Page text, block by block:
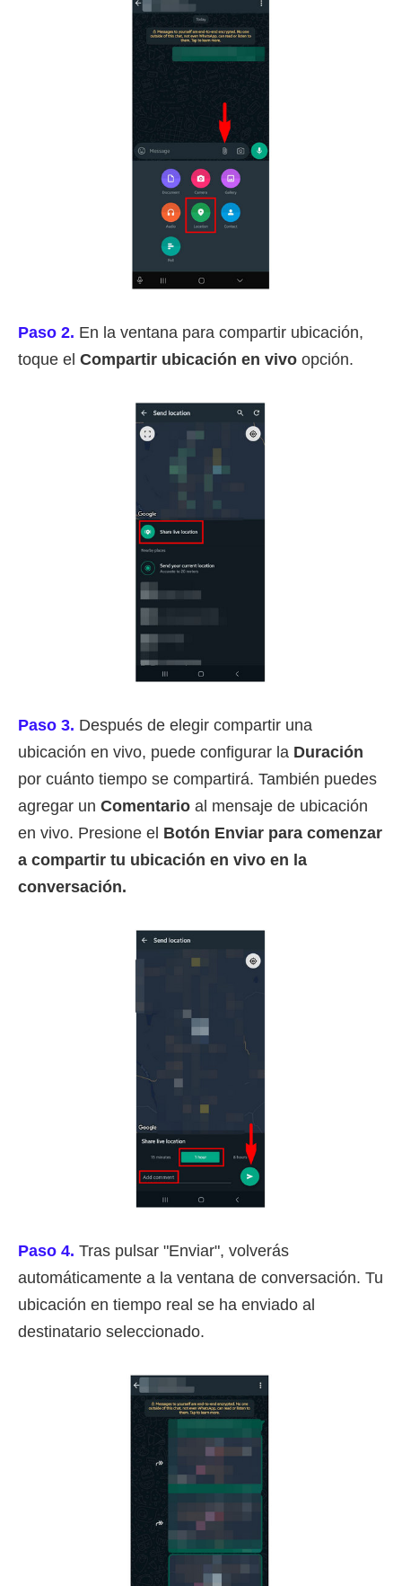
Paso 2. En la ventana para compartir ubicación,
toque el Compartir ubicación en vivo opción.
Paso 3. Después de elegir compartir una
ubicación en vivo, puede configurar la Duración
por cuánto tiempo se compartirá. También puedes
agregar un Comentario al mensaje de ubicación
en vivo. Presione el Botón Enviar para comenzar
a compartir tu ubicación en vivo en la
conversación.
Paso 4. Tras pulsar "Enviar", volverás
automáticamente a la ventana de conversación. Tu
ubicación en tiempo real se ha enviado al
destinatario seleccionado.